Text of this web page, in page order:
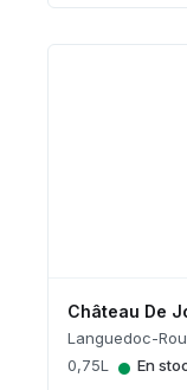
Château De
Languedoc-
0,75L
• En